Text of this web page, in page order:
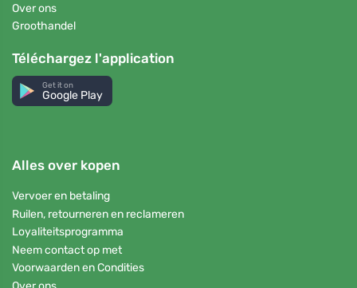
Over ons
Groothandel
Téléchargez l'application
Get it on
Google Play
Alles over kopen
Vervoer en betaling
Ruilen, retourneren en reclameren
Loyaliteitsprogramma
Neem contact op met
Voorwaarden en Condities